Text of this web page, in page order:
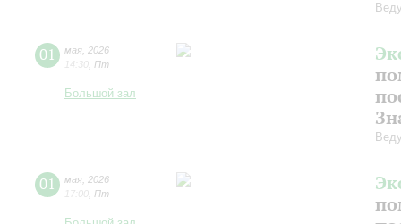
01 мая 2026
14:30 Пт
Большой зал
01 мая 2026
17:00 Пт